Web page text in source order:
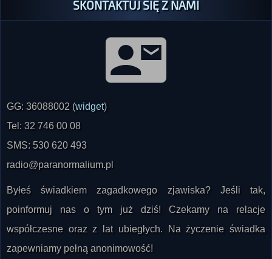
)
Tel: 32 746 00 08
SMS: 530 620 493
radio@paranormalium.pl
Byłeś świadkiem zagadkowego zjawiska? Jeśli tak,
poinformuj nas o tym już dziś! Czekamy na relacje
współczesne oraz z lat ubiegłych. Na życzenie świadka
zapewniamy pełną anonimowość!